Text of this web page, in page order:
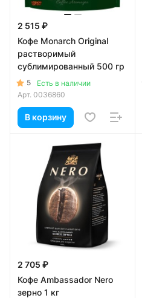
2 515 ₽
Кофе Monarch Original
растворимый
сублимированный 500 гр
5
Есть в наличии
Арт. 0036860
В корзину
2 705 ₽
Кофе Ambassador Nero
зерно 1 кг